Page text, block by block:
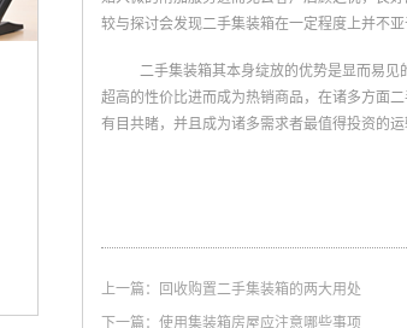
较与探讨会发现二手集装箱在一定程度上并不
二手集装箱其本身绽放的优势是显而易
超高的性价比进而成为热销商品，在诸多方面
有目共睹，并且成为诸多需求者最值得投资的运
上一篇：
回收购置二手集装箱的两大用处
下一篇： 使用集装箱房屋应注意哪些事项